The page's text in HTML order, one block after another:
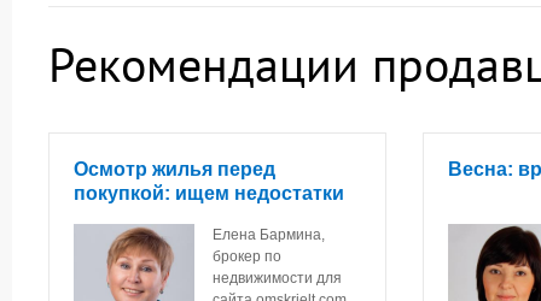
Рекомендации
Осмотр жилья перед
покупкой: ищем недостатки
Елена Бармина,
брокер по
недвижимости для
Весна: